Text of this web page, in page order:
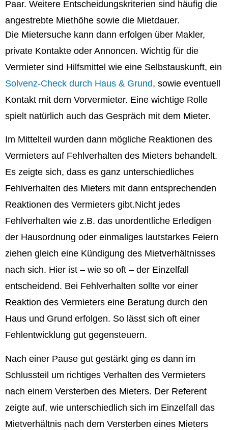
Paar. Weitere Entscheidungskriterien sind häufig die
angestrebte Miethöhe sowie die Mietdauer.
Die Mietersuche kann dann erfolgen über Makler,
private Kontakte oder Annoncen. Wichtig für die
Vermieter sind Hilfsmittel wie eine Selbstauskunft, ein
Solvenz-Check durch Haus & Grund, sowie eventuell
Kontakt mit dem Vorvermieter. Eine wichtige Rolle
spielt natürlich auch das Gespräch mit dem Mieter.
Im Mittelteil wurden dann mögliche Reaktionen des
Vermieters auf Fehlverhalten des Mieters behandelt.
Es zeigte sich, dass es ganz unterschiedliches
Fehlverhalten des Mieters mit dann entsprechenden
Reaktionen des Vermieters gibt.Nicht jedes
Fehlverhalten wie z.B. das unordentliche Erledigen
der Hausordnung oder einmaliges lautstarkes Feiern
ziehen gleich eine Kündigung des Mietverhältnisses
nach sich. Hier ist – wie so oft – der Einzelfall
entscheidend. Bei Fehlverhalten sollte vor einer
Reaktion des Vermieters eine Beratung durch den
Haus und Grund erfolgen. So lässt sich oft einer
Fehlentwicklung gut gegensteuern.
Nach einer Pause gut gestärkt ging es dann im
Schlussteil um richtiges Verhalten des Vermieters
nach einem Versterben des Mieters. Der Referent
zeigte auf, wie unterschiedlich sich im Einzelfall das
Mietverhältnis nach dem Versterben eines Mieters